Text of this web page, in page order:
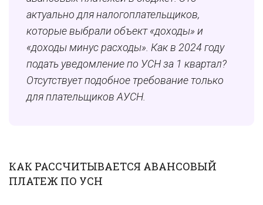
актуально для налогоплательщиков,
которые выбрали объект «доходы» и
«доходы минус расходы». Как в 2024 году
подать уведомление по УСН за 1 квартал?
Отсутствует подобное требование только
для плательщиков АУСН.
КАК РАССЧИТЫВАЕТСЯ АВАНСОВЫЙ
ПЛАТЕЖ ПО УСН